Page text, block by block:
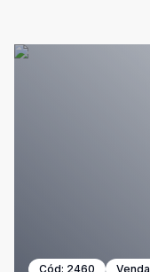
Cód: 2460 Venda